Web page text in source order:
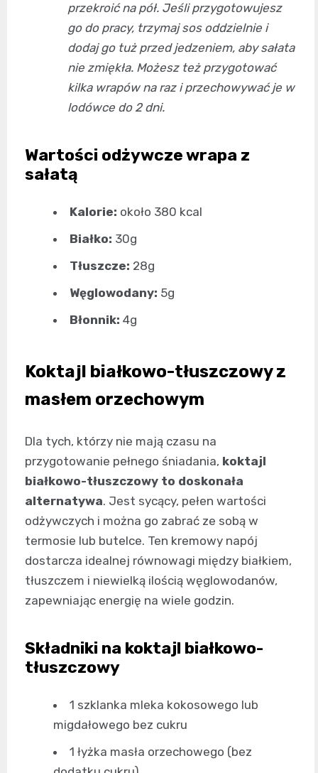
przekroić na pół. Jeśli przygotowujesz
go do pracy, trzymaj sos oddzielnie i
dodaj go tuż przed jedzeniem, aby sałata
nie zmiękła. Możesz też przygotować
kilka wrapów na raz i przechowywać je w
lodówce do 2 dni.
Wartości odżywcze wrapa z
sałatą
Kalorie: około 380 kcal
Białko: 30g
Tłuszcze: 28g
Węglowodany: 5g
Błonnik: 4g
Koktajl białkowo-tłuszczowy z
masłem orzechowym
Dla tych, którzy nie mają czasu na
przygotowanie pełnego śniadania, koktajl
białkowo-tłuszczowy to doskonała
alternatywa. Jest sycący, pełen wartości
odżywczych i można go zabrać ze sobą w
termosie lub butelce. Ten kremowy napój
dostarcza idealnej równowagi między białkiem,
tłuszczem i niewielką ilością węglowodanów,
zapewniając energię na wiele godzin.
Składniki na koktajl białkowo-
tłuszczowy
1 szklanka mleka kokosowego lub
migdałowego bez cukru
1 łyżka masła orzechowego (bez